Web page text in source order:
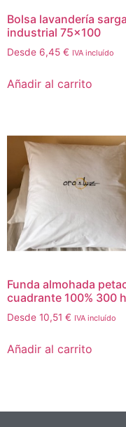
Bolsa lavandería sarga
industrial 75×100
Desde 6,45 € IVA incluído
Añadir al carrito
Funda almohada
cuadrante 100% 300
Desde 10,51 € IVA incluído
Añadir al carrito